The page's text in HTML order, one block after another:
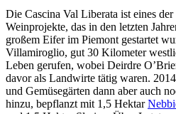
Die Cascina Val Liberata ist eines
Weinprojekte, das in den letzten
großem Eifer im Piemont gestartet
Villamiroglio, gut 30 Kilometer
Leben gerufen, wobei Deirdre
davor als Landwirte tätig waren.
und Gemüsegärten dann aber auch
hinzu, bepflanzt mit 1,5 Hektar